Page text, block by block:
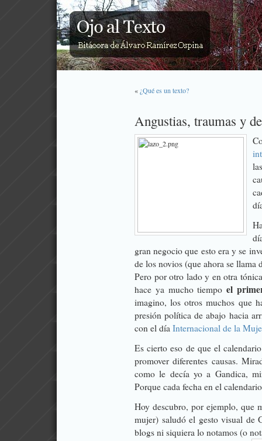
« ¿Qué es un texto?
Angustias, traumas y
gran negocio que esto era y se
de los novios (que ahora se llama
Pero por otro lado y en otra
hace ya mucho tiempo el
imagino, los otros muchos que
presión política de abajo hacia
con el día Internacional de la
Es cierto eso de que el
promover diferentes causas.
como le decía yo a Gandica,
Porque cada fecha en el
Hoy descubro, por ejemplo, que
mujer) saludó el gesto visual de
blogs ni siquiera lo notamos (o